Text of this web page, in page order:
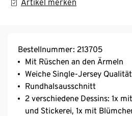
Artikel merken
Bestellnummer: 213705
Mit Rüschen an den Ärmeln
Weiche Single-Jersey Qualität
Rundhalsausschnitt
2 verschiedene Dessins: 1x
und Stickerei, 1x mit